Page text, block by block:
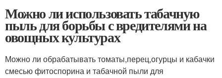
Можно ли использовать табачную
пыль для борьбы с вредителями на
овощных культурах
Можно ли обрабатывать томаты,перец,огурцы и кабачки
смесью фитоспорина и табачной пыли для